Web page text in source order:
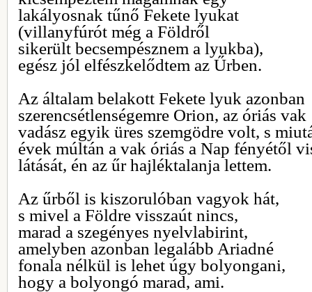
lakályosnak tűnő Fekete lyukat
(villanyfúrót még a Földről
sikerült becsempésznem a lyukba),
egész jól elfészkelődtem az Űrben.
Az általam belakott Fekete lyuk azonban
szerencsétlenségemre Orion, az óriás vak
vadász egyik üres szemgödre volt, s
évek múltán a vak óriás a Nap fényétől
látását, én az űr hajléktalanja lettem.
Az űrből is kiszorulóban vagyok hát,
s mivel a Földre visszaút nincs,
marad a szegényes nyelvlabirint,
amelyben azonban legalább Ariadné
fonala nélkül is lehet úgy bolyongani,
hogy a bolyongó marad, ami.